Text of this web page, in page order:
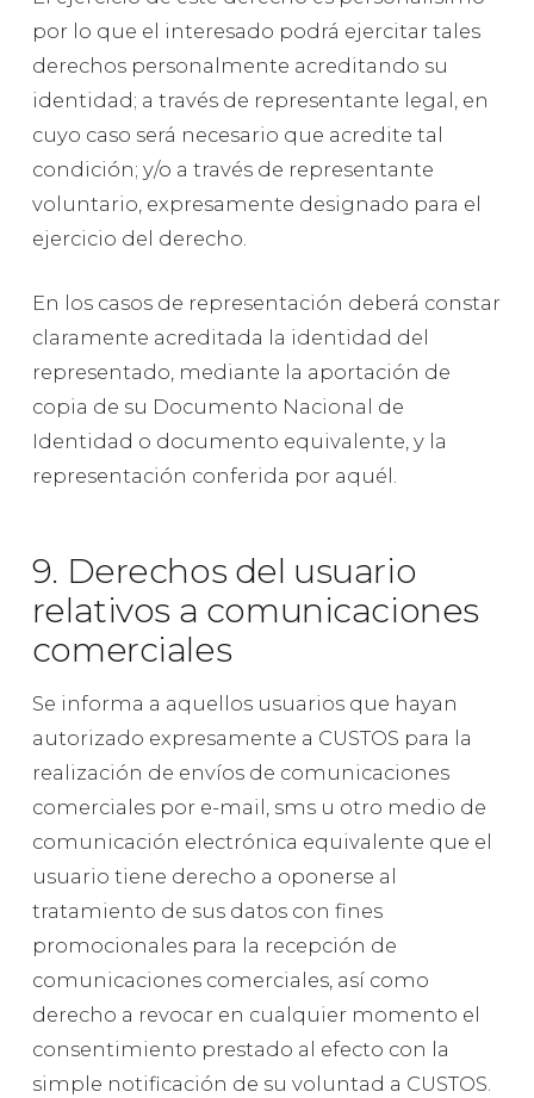
por lo que el interesado podrá ejercitar tales
derechos personalmente acreditando su
identidad; a través de representante legal, en
cuyo caso será necesario que acredite tal
condición; y/o a través de representante
voluntario, expresamente designado para el
ejercicio del derecho.
En los casos de representación deberá constar
claramente acreditada la identidad del
representado, mediante la aportación de
copia de su Documento Nacional de
Identidad o documento equivalente, y la
representación conferida por aquél.
9. Derechos del usuario
relativos a comunicaciones
comerciales
Se informa a aquellos usuarios que hayan
autorizado expresamente a CUSTOS para la
realización de envíos de comunicaciones
comerciales por e-mail, sms u otro medio de
comunicación electrónica equivalente que el
usuario tiene derecho a oponerse al
tratamiento de sus datos con fines
promocionales para la recepción de
comunicaciones comerciales, así como
derecho a revocar en cualquier momento el
consentimiento prestado al efecto con la
simple notificación de su voluntad a CUSTOS.